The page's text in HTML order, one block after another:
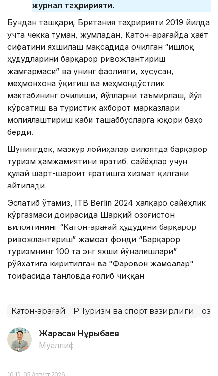
журнал таҳририяти.
Бундан ташқари, Британия таҳририяти 2019 йилда
учта чекка туман, жумладан, Катон-Қарағайда ҳаёт
сифатини яхшилаш мақсадида очилган “Қишлоқ
ҳудудларини барқарор ривожлантириш
жамғармаси” ва унинг фаолияти, хусусан,
меҳмонхона ўқитиш ва меҳмондўстлик
мактабининг очилиши, йўлларни таъмирлаш, йўл
кўрсатиш ва туристик ахборот марказлари
молиялаштириш каби ташаббусларга юқори баҳо
берди.
Шунингдек, мазкур лойиҳалар вилоятда барқарор
туризм ҳамжамиятини яратиб, сайёҳлар учун
қулай шарт-шароит яратишга хизмат қилгани
айтилади.
Эслатиб ўтамиз, ITB Berlin 2024 халқаро сайёҳлик
кўргазмаси доирасида Шарқий Қозоғистон
вилоятининг “Катон-Қарағай ҳудудини барқарор
ривожлантириш” жамоат фонди “Барқарор
туризмнинг 100 та энг яхши йўналишлари”
рўйхатига киритилган ва "Фаровон жамоалар"
тоифасида танловда ғолиб чиққан.
Катон-Қарағай ҚР Туризм ва спорт вазирлиги
Жарасқан Нұрыбаев
Муаллиф
10:10, 05 Август 2026